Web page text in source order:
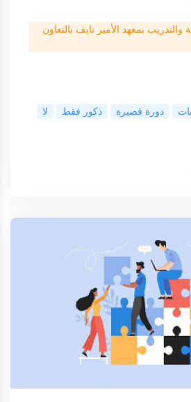
والتدريب بمعهد الأمير نايف بالتعاون
دورة قصيرة ذكور فقط لا